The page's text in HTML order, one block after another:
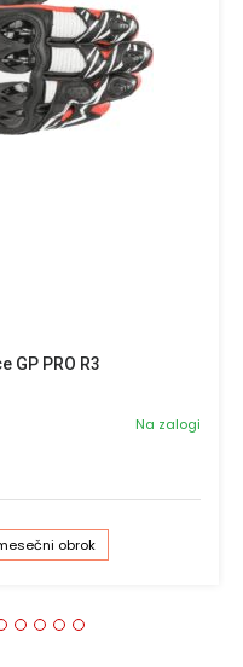
PRO R3
Na zalogi
obrok